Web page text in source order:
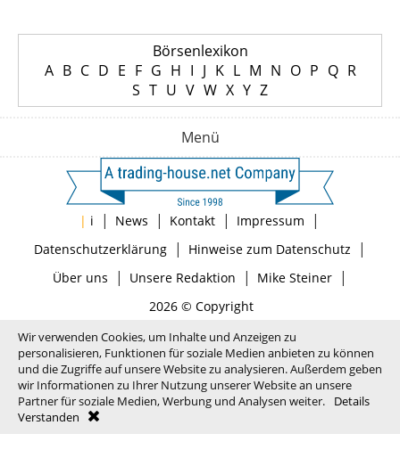
Börsenlexikon
A B C D E F G H I J K L M N O P Q R
S T U V W X Y Z
Menü
| i | News | Kontakt | Impressum |
Datenschutzerklärung| Hinweise zum Datenschutz |
Über uns | Unsere Redaktion | Mike Steiner|
2026 © Copyright
Wir verwenden Cookies, um Inhalte und Anzeigen zu
personalisieren, Funktionen für soziale Medien anbieten zu können
und die Zugriffe auf unsere Website zu analysieren. Außerdem geben
wir Informationen zu Ihrer Nutzung unserer Website an unsere
Partner für soziale Medien, Werbung und Analysen weiter.
Details
Verstanden